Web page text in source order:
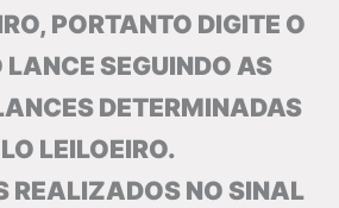
PORTANTO DIGITE O
LANCE SEGUINDO AS
DETERMINADAS
LEILOEIRO.
REALIZADOS NO SINAL